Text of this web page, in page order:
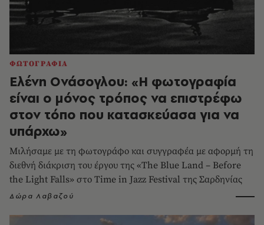
ΦΩΤΟΓΡΑΦΙΑ
Ελένη Ονάσογλου: «Η φωτογραφία
είναι ο μόνος τρόπος να επιστρέφω
στον τόπο που κατασκεύασα για να
υπάρχω»
Μιλήσαμε με τη φωτογράφο και συγγραφέα με αφορμή τη
διεθνή διάκριση του έργου της «The Blue Land – Before
the Light Falls» στο Time in Jazz Festival της Σαρδηνίας
Δώρα Λαβαζού